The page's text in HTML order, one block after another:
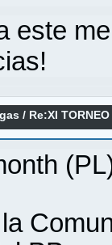
este
/ Re:XI